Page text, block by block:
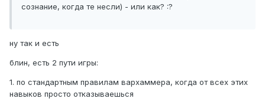
сознание, когда те несли) - или как? :?
ну так и есть
блин, есть 2 пути игры:
1. по стандартным правилам вархаммера, когда от всех этих
навыков просто отказываешься